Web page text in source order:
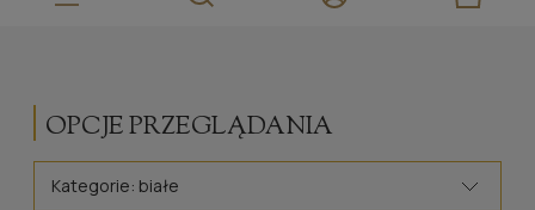
OPCJE PRZEGLĄDANIA
Kategorie: białe